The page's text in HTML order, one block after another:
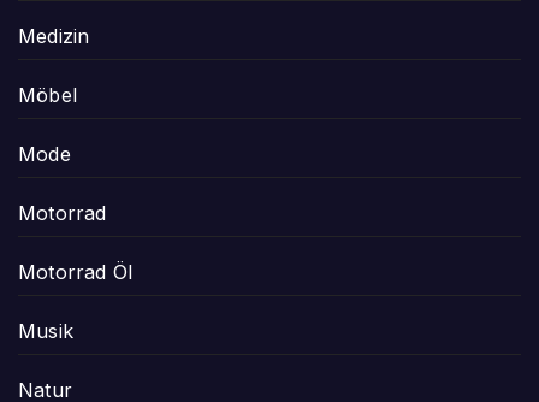
Medizin
Möbel
Mode
Motorrad
Motorrad Öl
Musik
Natur